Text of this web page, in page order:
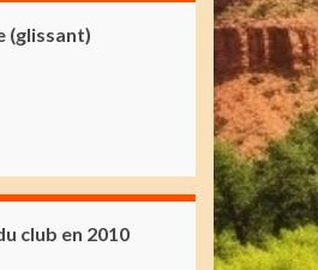
(glissant)
club en 2010